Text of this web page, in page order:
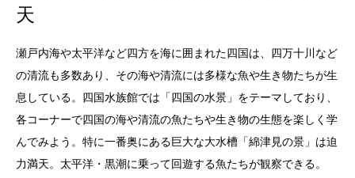
天
瀬戸内海や太平洋など四方を海に囲まれた四国は、四万十川など
の清流も多数あり、その海や清流には多様な魚や生き物たちが生
息している。四国水族館では「四国の水景」をテーマしており、
各コーナーで四国の海や清流の魚たちや生き物の生態を楽しく学
んでみよう。特に一番奥にある巨大な大水槽「綿津見の景」は迫
力満天。太平洋・黒潮に乗って回遊する魚たちが観察できる。